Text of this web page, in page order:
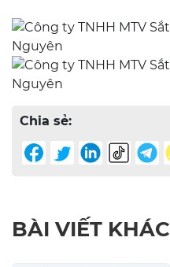
Chia sẻ:
BÀI VIẾT KHÁC